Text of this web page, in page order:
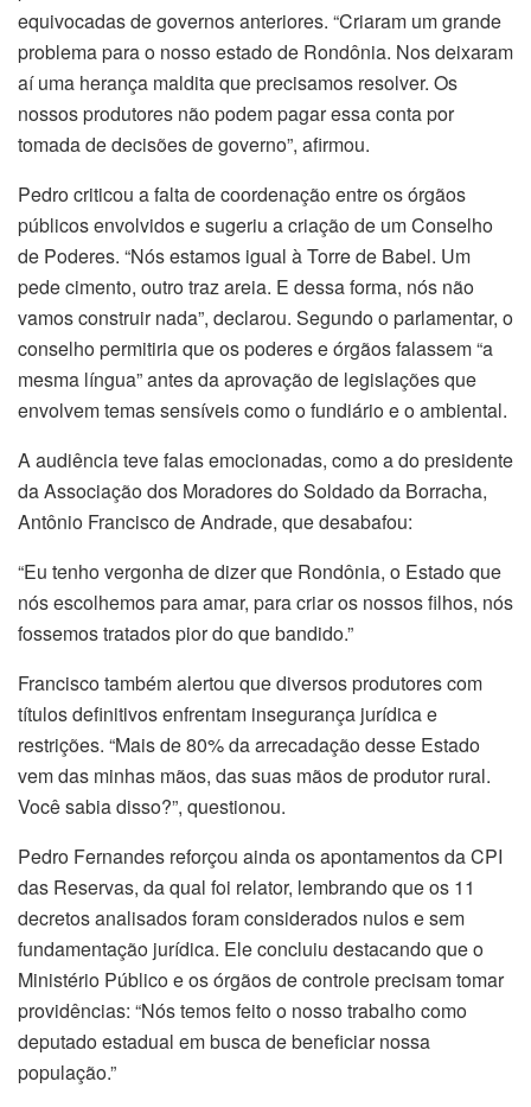
equivocadas de governos anteriores. “Criaram um grande
problema para o nosso estado de Rondônia. Nos deixaram
aí uma herança maldita que precisamos resolver. Os
nossos produtores não podem pagar essa conta por
tomada de decisões de governo”, afirmou.
Pedro criticou a falta de coordenação entre os órgãos
públicos envolvidos e sugeriu a criação de um Conselho
de Poderes. “Nós estamos igual à Torre de Babel. Um
pede cimento, outro traz areia. E dessa forma, nós não
vamos construir nada”, declarou. Segundo o parlamentar, o
conselho permitiria que os poderes e órgãos falassem “a
mesma língua” antes da aprovação de legislações que
envolvem temas sensíveis como o fundiário e o ambiental.
A audiência teve falas emocionadas, como a do presidente
da Associação dos Moradores do Soldado da Borracha,
Antônio Francisco de Andrade, que desabafou:
“Eu tenho vergonha de dizer que Rondônia, o Estado que
nós escolhemos para amar, para criar os nossos filhos, nós
fossemos tratados pior do que bandido.”
Francisco também alertou que diversos produtores com
títulos definitivos enfrentam insegurança jurídica e
restrições. “Mais de 80% da arrecadação desse Estado
vem das minhas mãos, das suas mãos de produtor rural.
Você sabia disso?”, questionou.
Pedro Fernandes reforçou ainda os apontamentos da CPI
das Reservas, da qual foi relator, lembrando que os 11
decretos analisados foram considerados nulos e sem
fundamentação jurídica. Ele concluiu destacando que o
Ministério Público e os órgãos de controle precisam tomar
providências: “Nós temos feito o nosso trabalho como
deputado estadual em busca de beneficiar nossa
população.”